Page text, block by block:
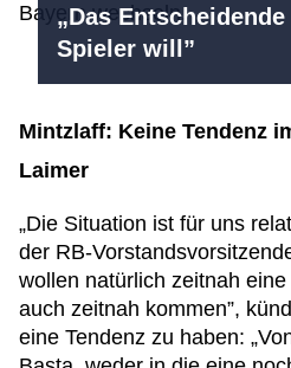
Bayern wechseln.
„Das
Spieler will”
Mintzlaff: Keine Tendenz
Laimer
„Die Situation ist für uns
der RB-
wollen natürlich zeitnah
auch zeitnah kommen”,
eine Tendenz zu haben: